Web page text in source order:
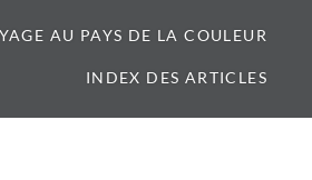
AU PAYS DE LA COULEUR
INDEX DES ARTICLES